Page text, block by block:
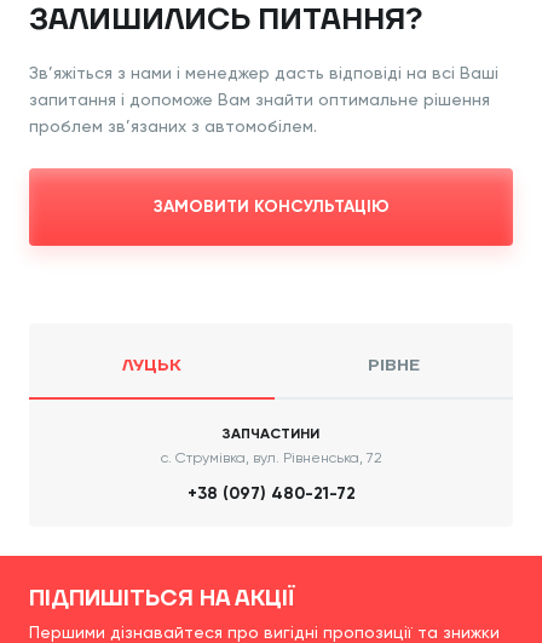
ЗАЛИШИЛИСЬ ПИТАННЯ?
Зв’яжіться з нами і менеджер дасть відповіді на всі Ваші
запитання і допоможе Вам знайти оптимальне рішення
проблем зв’язаних з автомобілем.
ЗАМОВИТИ КОНСУЛЬТАЦІЮ
ЛУЦЬК РІВНЕ
ЗАПЧАСТИНИ
с. Струмівка, вул. Рівненська, 72
+38 (097) 480-21-72
ПІДПИШІТЬСЯ НА АКЦІЇ
Першими дізнавайтеся про вигідні пропозиції та знижки